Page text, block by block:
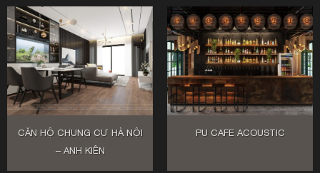
CĂN HỘ CHUNG CƯ HÀ NỘI
– ANH KIÊN
PU CAFE ACOUSTIC